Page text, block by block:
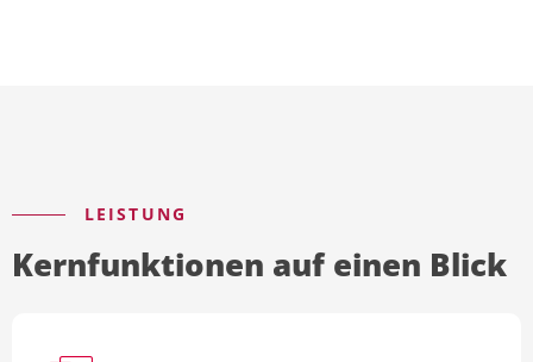
LEISTUNG
Kernfunktionen auf einen Blick